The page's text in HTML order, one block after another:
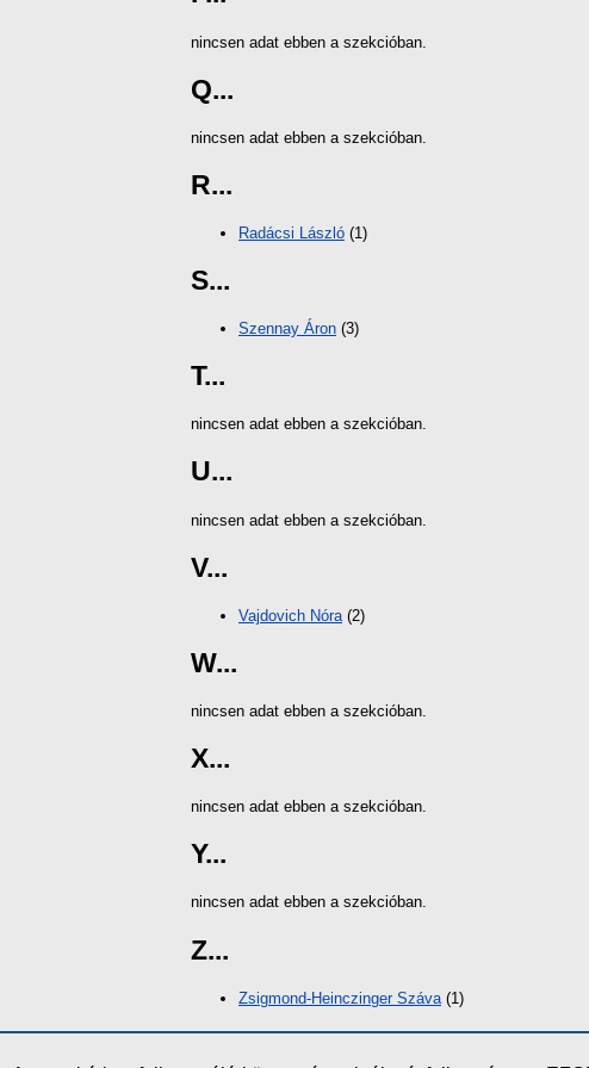
nincsen adat ebben a szekcióban.
Q...
nincsen adat ebben a szekcióban.
R...
Radácsi László (1)
S...
Szennay Áron (3)
T...
nincsen adat ebben a szekcióban.
U...
nincsen adat ebben a szekcióban.
V...
Vajdovich Nóra (2)
W...
nincsen adat ebben a szekcióban.
X...
nincsen adat ebben a szekcióban.
Y...
nincsen adat ebben a szekcióban.
Z...
Zsigmond-Heinczinger Száva (1)